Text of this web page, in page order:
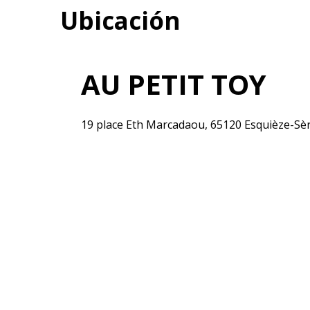
Ubicación
AU PETIT TOY
19 place Eth Marcadaou, 65120 Esquièze-